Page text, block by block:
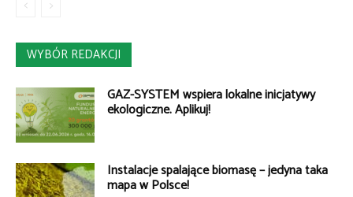
WYBÓR REDAKCJI
GAZ-SYSTEM wspiera lokalne inicjatywy
ekologiczne. Aplikuj!
Instalacje spalające biomasę – jedyna taka
mapa w Polsce!